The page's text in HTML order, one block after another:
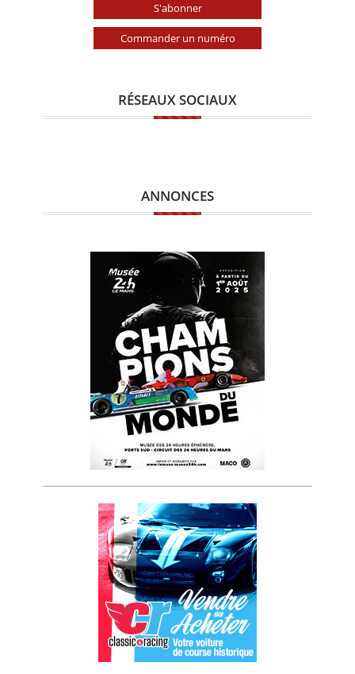
S'abonner
Commander un numéro
RÉSEAUX SOCIAUX
ANNONCES